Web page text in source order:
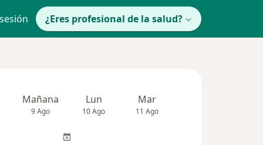
¿Eres profesional de la salud?
Mañana
9 Ago
Lun
10 Ago
Mar
11 Ago